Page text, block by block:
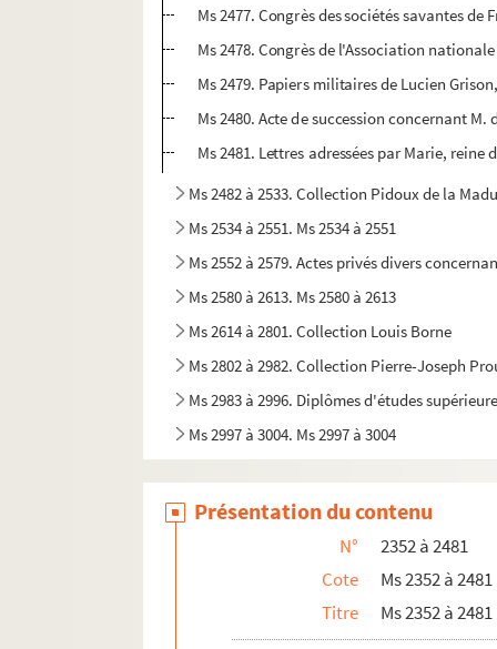
Ms 2477. Congrès des sociétés savantes de
Ms 2478. Congrès de l'Association
Ms 2479. Papiers militaires de Lucien
Ms 2480. Acte de succession concernant
Ms 2481. Lettres adressées par Marie,
Ms 2482 à 2533. Collection Pidoux de la
Ms 2534 à 2551. Ms 2534 à 2551
Ms 2552 à 2579. Actes privés divers
Ms 2580 à 2613. Ms 2580 à 2613
Ms 2614 à 2801. Collection Louis Borne
Ms 2802 à 2982. Collection Pierre-Joseph
Ms 2983 à 2996. Diplômes d'études
Ms 2997 à 3004. Ms 2997 à 3004
Présentation du contenu
N°
2352 à 2481
Cote
Ms 2352 à 2481
Titre
Ms 2352 à 2481